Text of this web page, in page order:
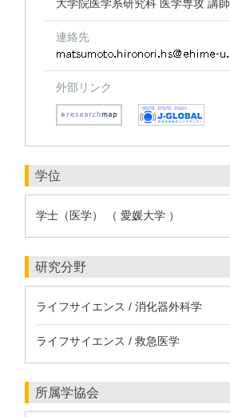
大学院医学系研究科 医学専攻 講師
連絡先
外部リンク
学位
学士（医学） （ 愛媛大学 ）
研究分野
ライフサイエンス / 消化器外科学
ライフサイエンス / 救急医学
所属学協会